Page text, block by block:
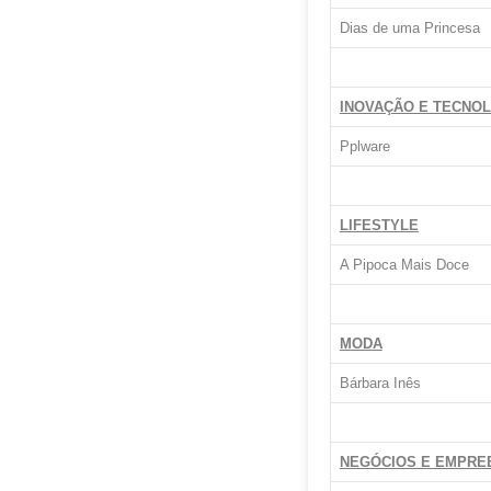
Dias de uma Princesa
INOVAÇÃO E
Pplware
LIFESTYLE
A Pipoca Mais Doce
MODA
Bárbara Inês
NEGÓCIOS E